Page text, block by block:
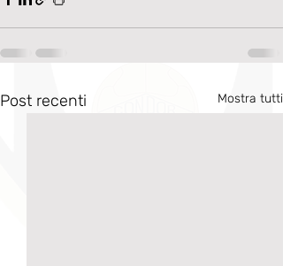
Post recenti Mostra tutti